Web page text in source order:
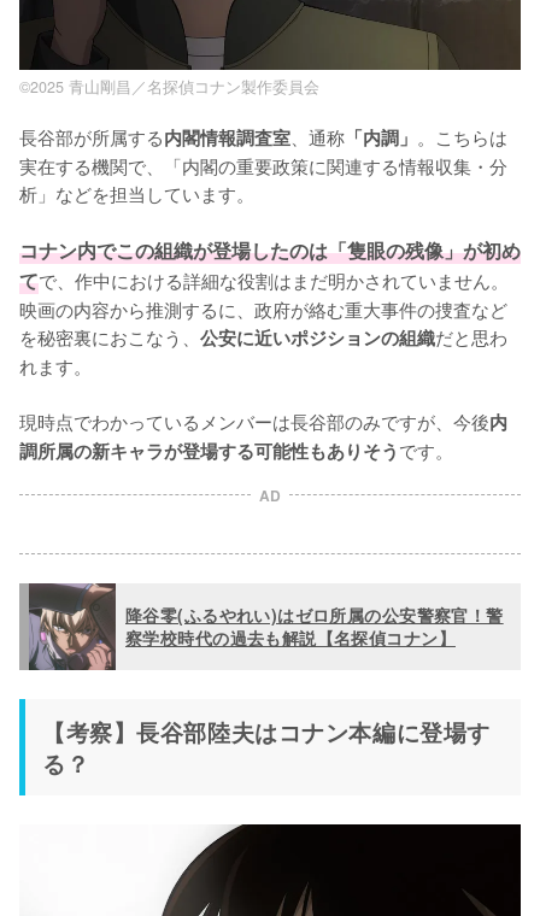
©2025 青山剛昌／名探偵コナン製作委員会
長谷部が所属する内閣情報調査室 、通称 「内調」 。こちらは
実在する機関で、「内閣の重要政策に関連する情報収集・分
析」などを担当しています。
コナン内でこの組織が登場したのは「隻眼の残像」が初め
てで、作中における詳細な役割はまだ明かされていません。
映画の内容から推測するに、政府が絡む重大事件の捜査など
を秘密裏におこなう、 公安に近いポジションの組織だと思わ
れます。
現時点でわかっているメンバーは長谷部のみですが、今後内
調所属の新キャラが登場する可能性もありそうです。
AD
降谷零(ふるやれい)はゼロ所属の公安警察官！警
察学校時代の過去も解説【名探偵コナン】
【考察】長谷部陸夫はコナン本編に登場す
る？